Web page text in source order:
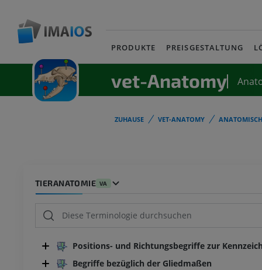
PRODUKTE PREISGESTALTUNG
vet-Anatomy
ZUHAUSE VET-ANATOMY
TIERANATOMIE VA
Positions- und Richtungsbegriffe zur
Begriffe bezüglich der Gliedmaßen